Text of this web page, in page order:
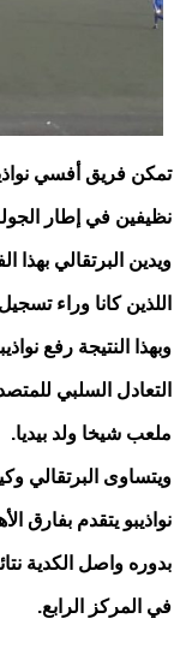
تمكن فريق أفسي
نظيفين في إطار الجولة 15 من الدوري الوطني
ويدين البرتقالي
اللذين كانا وراء
التعادل السلبي
ملعب شيخا ولد بيديا.
نواذيبو يتقدم بفارق الأهداف
في المركز الرابع.